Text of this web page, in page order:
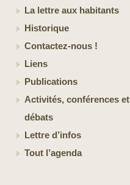
La lettre aux habitants
Historique
Contactez-nous !
Liens
Publications
Activités, conférences et
débats
Lettre d’infos
Tout l’agenda